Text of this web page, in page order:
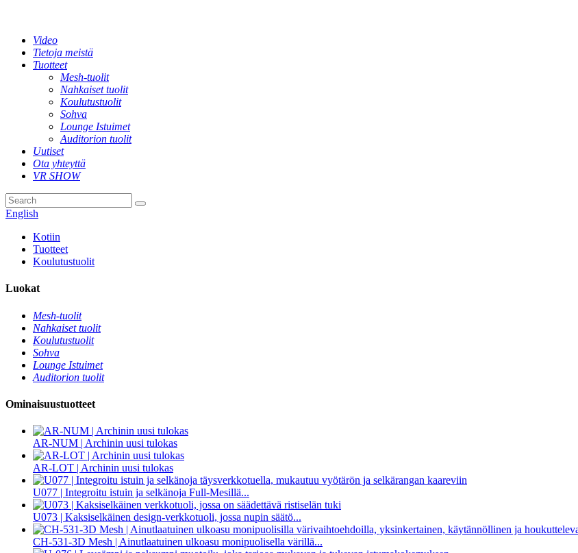
Video
Tietoja meistä
Tuotteet
Mesh-tuolit
Nahkaiset tuolit
Koulutustuolit
Sohva
Lounge Istuimet
Auditorion tuolit
Uutiset
Ota yhteyttä
VR SHOW
English
Kotiin
Tuotteet
Koulutustuolit
Luokat
Mesh-tuolit
Nahkaiset tuolit
Koulutustuolit
Sohva
Lounge Istuimet
Auditorion tuolit
Ominaisuustuotteet
AR-NUM | Archinin uusi tulokas
AR-LOT | Archinin uusi tulokas
U077 | Integroitu istuin ja selkänoja Full-Mesillä...
U073 | Kaksiselkäinen design-verkkotuoli, jossa nupin säätö...
CH-531-3D Mesh | Ainutlaatuinen ulkoasu monipuolisella värillä...